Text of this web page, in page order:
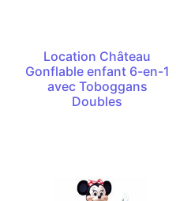
Location Château
Gonflable enfant 6-en-1
avec Toboggans
Doubles